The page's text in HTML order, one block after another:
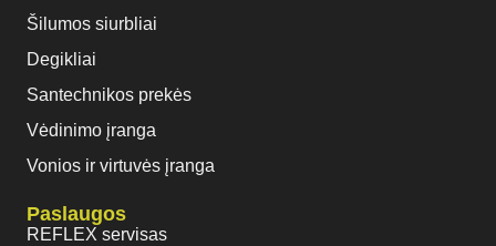
Šilumos siurbliai
Degikliai
Santechnikos prekės
Vėdinimo įranga
Vonios ir virtuvės įranga
Paslaugos
REFLEX servisas